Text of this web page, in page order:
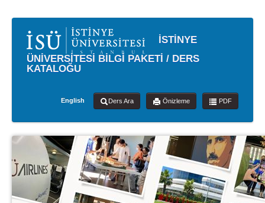
İSTİNYE
ÜNİVERSİTESİ BİLGİ PAKETİ / DERS
KATALOĞU
English Ders Ara Önizleme PDF